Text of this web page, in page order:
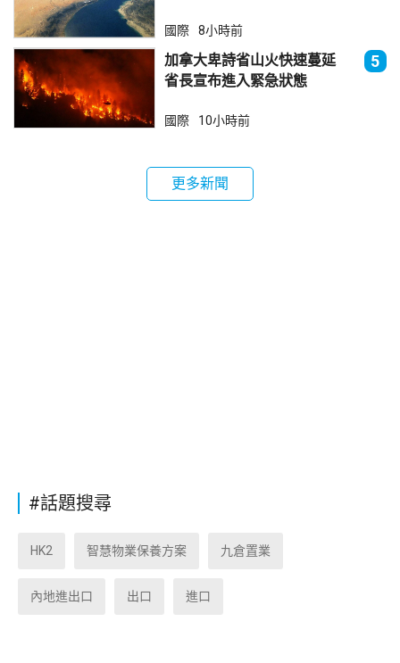
國際 8小時前
加拿大卑詩省山火快速蔓延
省長宣布進入緊急狀態
5
國際 10小時前
更多新聞
#話題搜尋
HK2 智慧物業保養方案 九倉置業
內地進出口 出口 進口